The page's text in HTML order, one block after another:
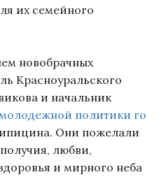
их семейного
новобрачных
Красноуральского
и начальник
политики го
Они пожелали
любви,
и мирного неба